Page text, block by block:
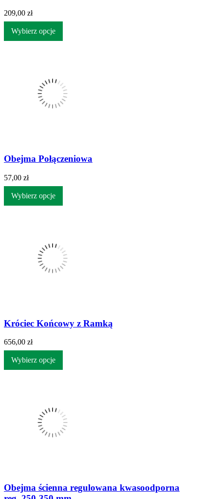
209,00 zł
Wybierz opcje
Obejma Połączeniowa
57,00 zł
Wybierz opcje
Króciec Końcowy z Ramką
656,00 zł
Wybierz opcje
Obejma ścienna regulowana kwasoodporna